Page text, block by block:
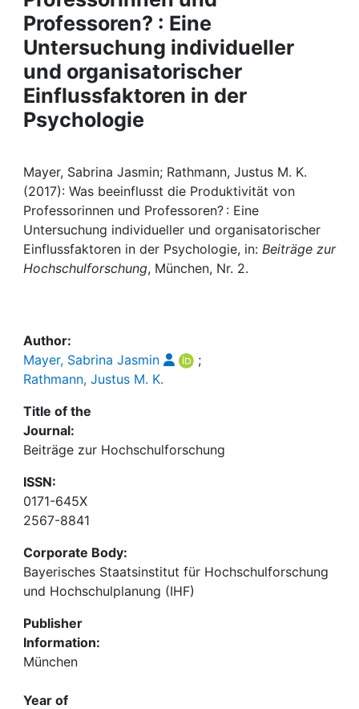
Institutions
Awards
My FIS
Professoren? : Eine
Untersuchung individueller
und organisatorischer
Einflussfaktoren in der
Psychologie
Mayer, Sabrina Jasmin; Rathmann, Justus M. K.
(2017): Was beeinflusst die Produktivität von
Professorinnen und Professoren? : Eine
Untersuchung individueller und organisatorischer
Einflussfaktoren in der Psychologie, in: Beiträge zur
Hochschulforschung, München, Nr. 2.
Author:
Mayer, Sabrina Jasmin
;
Rathmann, Justus M. K.
Title of the
Journal:
Beiträge zur Hochschulforschung
ISSN:
0171-645X
2567-8841
Corporate Body:
Bayerisches Staatsinstitut für Hochschulforschung
und Hochschulplanung (IHF)
Publisher
Information:
München
Year of